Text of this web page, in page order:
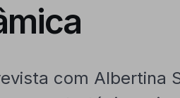
com Albertina